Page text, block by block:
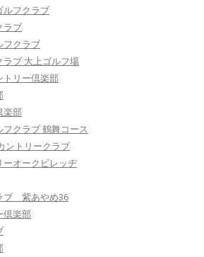
ルフクラブ
ラブ
フクラブ
ラブ 大上ゴルフ場
トリー倶楽部
楽部
クラブ 鶴舞コース
ントリークラブ
ーオークビレッヂ
ブ 紫あやめ36
倶楽部